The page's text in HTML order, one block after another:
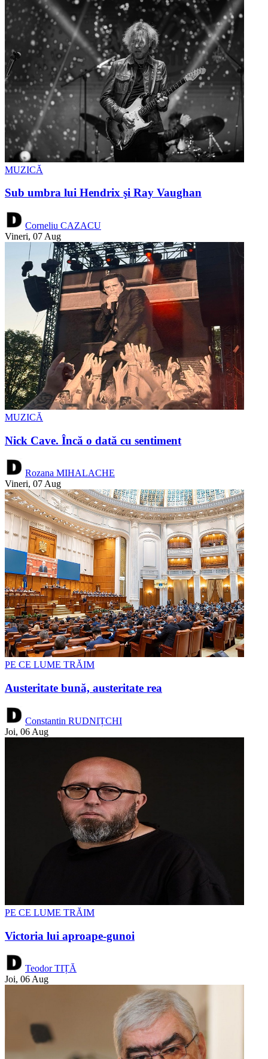
MUZICĂ
Sub umbra lui Hendrix şi Ray Vaughan
Corneliu CAZACU
Vineri, 07 Aug
MUZICĂ
Nick Cave. Încă o dată cu sentiment
Rozana MIHALACHE
Vineri, 07 Aug
PE CE LUME TRĂIM
Austeritate bună, austeritate rea
Constantin RUDNIȚCHI
Joi, 06 Aug
PE CE LUME TRĂIM
Victoria lui aproape-gunoi
Teodor TIȚĂ
Joi, 06 Aug